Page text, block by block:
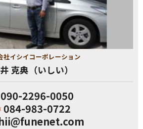
社イシイコーポレーション
克典（いしい）
090-2296-0050
084-983-0722